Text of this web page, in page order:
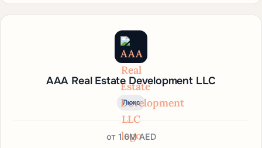
AAA Real Estate Development LLC
Люкс
от 1.6M AED